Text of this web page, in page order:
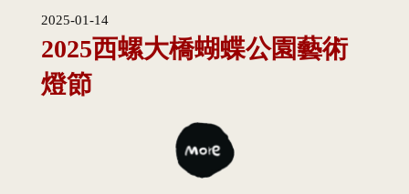
2025-01-14
2025西螺大橋蝴蝶公園藝術
燈節